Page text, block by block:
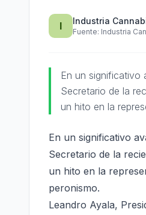
I Industria
Fuente: Industria
En un significativo
Secretario de la
un hito en la
En un significativo
Secretario de la
un hito en la
peronismo.
Leandro Ayala,